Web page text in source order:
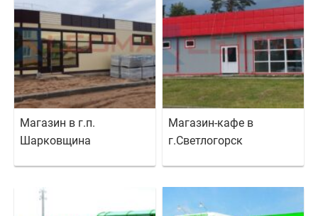
Магазин в г.п.
Шарковщина
Магазин-кафе в
г.Светлогорск